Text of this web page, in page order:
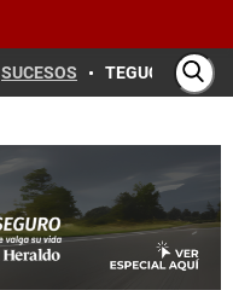
SUCESOS TEGUCIGALPA